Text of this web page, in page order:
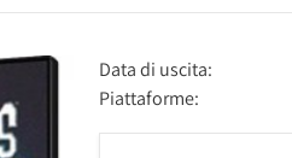
Data di uscita:
Piattaforme: